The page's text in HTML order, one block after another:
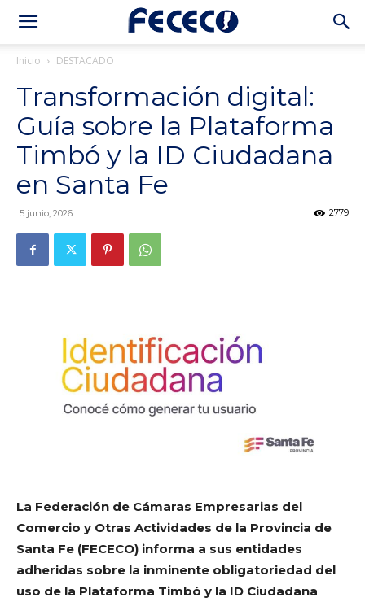
Inicio DESTACADO
Transformación digital:
Guía sobre la Plataforma
Timbó y la ID Ciudadana
en Santa Fe
5 junio, 2026 2779
La Federación de Cámaras Empresarias del
Comercio y Otras Actividades de la Provincia de
Santa Fe (FECECO) informa a sus entidades
adheridas sobre la inminente obligatoriedad del
uso de la Plataforma Timbó y la ID Ciudadana